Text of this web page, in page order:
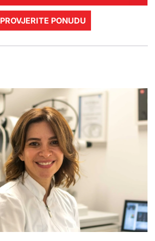
PROVJERITE PONUDU